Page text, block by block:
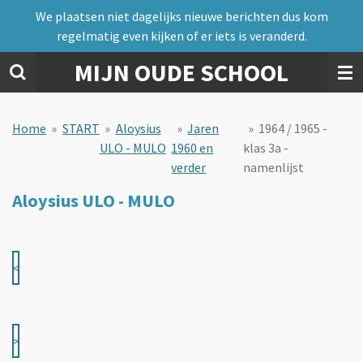
naar
de
hoofdinhoud
MIJN OUDE SCHOOL
We plaatsen niet dagelijks nieuwe berichten dus kom
regelmatig even kijken of er iets is veranderd.
Home » START » Aloysius
ULO - MULO
» Jaren
1960 en
verder
» 1964 / 1965 -
klas 3a -
namenlijst
Aloysius ULO - MULO
<
>